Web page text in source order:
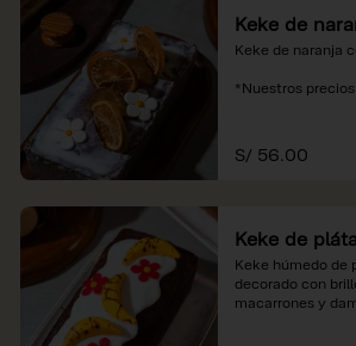
Keke de
Keke de naranja
*Nuestros precios
S/ 56.00
Keke de
Keke húmedo de
decorado con
macarrones y